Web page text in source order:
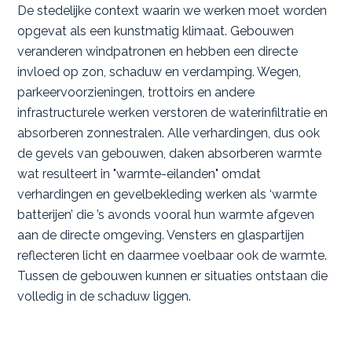
De stedelijke context waarin we werken moet worden
opgevat als een kunstmatig klimaat. Gebouwen
veranderen windpatronen en hebben een directe
invloed op zon, schaduw en verdamping. Wegen,
parkeervoorzieningen, trottoirs en andere
infrastructurele werken verstoren de waterinfiltratie en
absorberen zonnestralen. Alle verhardingen, dus ook
de gevels van gebouwen, daken absorberen warmte
wat resulteert in "warmte-eilanden" omdat
verhardingen en gevelbekleding werken als ‘warmte
batterijen’ die ’s avonds vooral hun warmte afgeven
aan de directe omgeving. Vensters en glaspartijen
reflecteren licht en daarmee voelbaar ook de warmte.
Tussen de gebouwen kunnen er situaties ontstaan die
volledig in de schaduw liggen.